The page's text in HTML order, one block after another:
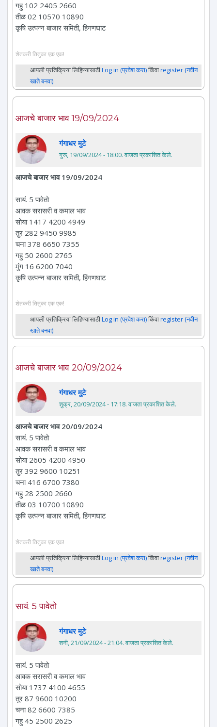
गहु 102 2405 2660
तीळ 02 10570 10890
कृषि उत्पन्न बाजार समिती, हिंगणघाट
शेतकरी तितुका एक एक!
आपली प्रतिक्रिया लिहिण्यासाठीLog in (प्रवेश करा)किंवाregister (नवीन
खाते बनवा)
आजचे बाजार भाव 19/09/2024
गंगाधर मुटे
गुरू, 19/09/2024 - 18:00. वाजता प्रकाशित केले.
आजचे बाजार भाव 19/09/2024
सायं. 5 पावेतो
आवक सरासरी व कमाल भाव
सोया 1417 4200 4949
तुर 282 9450 9985
चना 378 6650 7355
गहु 50 2600 2765
मुंग 16 6200 7040
कृषि उत्पन्न बाजार समिती, हिंगणघाट
शेतकरी तितुका एक एक!
आपली प्रतिक्रिया लिहिण्यासाठीLog in (प्रवेश करा)किंवाregister (नवीन
खाते बनवा)
आजचे बाजार भाव 20/09/2024
गंगाधर मुटे
शुक्र, 20/09/2024 - 17:18. वाजता प्रकाशित केले.
आजचे बाजार भाव 20/09/2024
सायं. 5 पावेतो
आवक सरासरी व कमाल भाव
सोया 2605 4200 4950
तुर 392 9600 10251
चना 416 6700 7380
गहु 28 2500 2660
तीळ 03 10700 10890
कृषि उत्पन्न बाजार समिती, हिंगणघाट
शेतकरी तितुका एक एक!
आपली प्रतिक्रिया लिहिण्यासाठीLog in (प्रवेश करा)किंवाregister (नवीन
खाते बनवा)
सायं. 5 पावेतो
गंगाधर मुटे
शनी, 21/09/2024 - 21:04. वाजता प्रकाशित केले.
सायं. 5 पावेतो
आवक सरासरी व कमाल भाव
सोया 1737 4100 4655
तुर 87 9600 10200
चना 82 6600 7385
गहु 45 2500 2625